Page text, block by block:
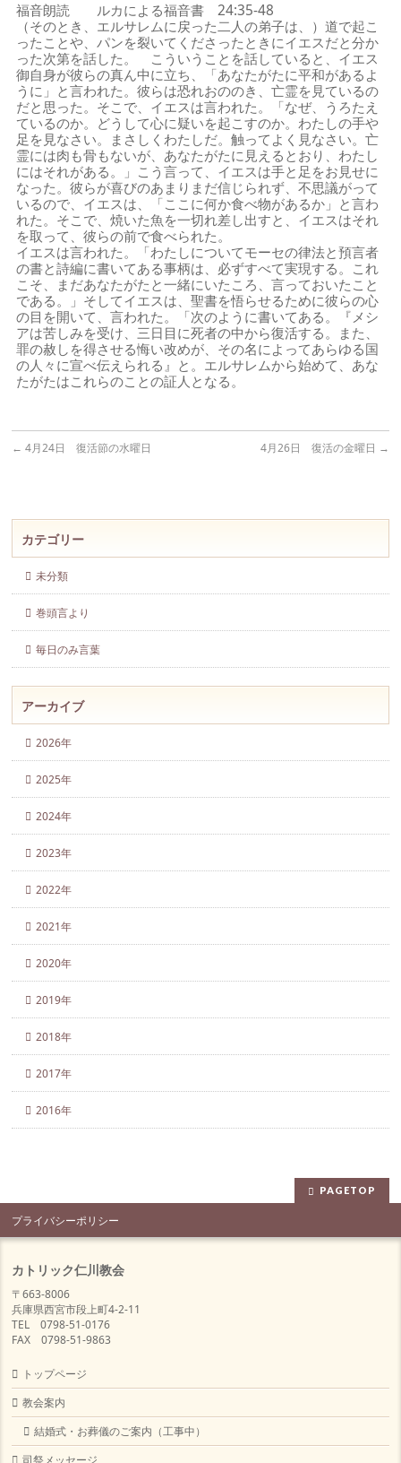
福音朗読 ルカによる福音書 24:35-48
（そのとき、エルサレムに戻った二人の弟子は、）道で起こ
ったことや、パンを裂いてくださったときにイエスだと分か
った次第を話した。 こういうことを話していると、イエス
御自身が彼らの真ん中に立ち、「あなたがたに平和があるよ
うに」と言われた。彼らは恐れおののき、亡霊を見ているの
だと思った。そこで、イエスは言われた。「なぜ、うろたえ
ているのか。どうして心に疑いを起こすのか。わたしの手や
足を見なさい。まさしくわたしだ。触ってよく見なさい。亡
霊には肉も骨もないが、あなたがたに見えるとおり、わたし
にはそれがある。」こう言って、イエスは手と足をお見せに
なった。彼らが喜びのあまりまだ信じられず、不思議がって
いるので、イエスは、「ここに何か食べ物があるか」と言わ
れた。そこで、焼いた魚を一切れ差し出すと、イエスはそれ
を取って、彼らの前で食べられた。
イエスは言われた。「わたしについてモーセの律法と預言者
の書と詩編に書いてある事柄は、必ずすべて実現する。これ
こそ、まだあなたがたと一緒にいたころ、言っておいたこと
である。」そしてイエスは、聖書を悟らせるために彼らの心
の目を開いて、言われた。「次のように書いてある。『メシ
アは苦しみを受け、三日目に死者の中から復活する。また、
罪の赦しを得させる悔い改めが、その名によってあらゆる国
の人々に宣べ伝えられる』と。エルサレムから始めて、あな
たがたはこれらのことの証人となる。
← 4月24日 復活節の水曜日 4月26日 復活の金曜日 →
カテゴリー
未分類
巻頭言より
毎日のみ言葉
アーカイブ
2026年
2025年
2024年
2023年
2022年
2021年
2020年
2019年
2018年
2017年
2016年
PAGETOP
プライバシーポリシー
カトリック仁川教会
〒663-8006
兵庫県西宮市段上町4-2-11
TEL 0798-51-0176
FAX 0798-51-9863
トップページ
教会案内
結婚式・お葬儀のご案内（工事中）
司祭メッセージ